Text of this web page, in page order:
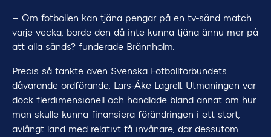
– Om fotbollen kan tjäna pengar på en tv-sänd match
varje vecka, borde den då inte kunna tjäna ännu mer på
att alla sänds? funderade Brännholm.
Precis så tänkte även Svenska Fotbollförbundets
dåvarande ordförande, Lars-Åke Lagrell. Utmaningen var
dock flerdimensionell och handlade bland annat om hur
man skulle kunna finansiera förändringen i ett stort,
avlångt land med relativt få invånare, där dessutom